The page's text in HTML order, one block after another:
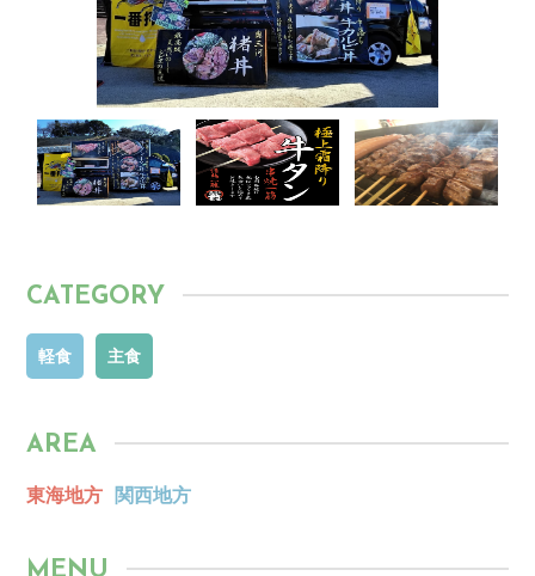
CATEGORY
軽食 主食
AREA
東海地方 関西地方
MENU